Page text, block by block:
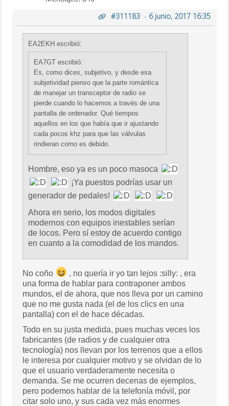
#311183- 6 junio, 2017 16:35
EA2EKH escribió:
EA7GT escribió:
Es, como dices, subjetivo, y desde esa
subjetividad pienso que la parte romántica
de manejar un transceptor de radio se
pierde cuando lo hacemos a través de una
pantalla de ordenador. Qué tiempos
aquellos en los que había que ir ajustando
cada pocos khz para que las válvulas
rindieran como es debido.
Hombre, eso ya es un poco masoca
¡Ya puestos podrías usar un
generador de pedales!
Ahora en serio, los modos digitales
modernos con equipos inestables serían
de locos. Pero sí estoy de acuerdo contigo
en cuanto a la comodidad de los mandos.
No coño
, no quería ir yo tan lejos :silly: , era
una forma de hablar para contraponer ambos
mundos, el de ahora, que nos lleva por un camino
que no me gusta nada (el de los clics en una
pantalla) con el de hace décadas.
Todo en su justa medida, pues muchas veces los
fabricantes (de radios y de cualquier otra
tecnología) nos llevan por los terrenos que a ellos
le interesa por cualquier motivo y se olvidan de lo
que el usuario verdaderamente necesita o
demanda. Se me ocurren decenas de ejemplos,
pero podemos hablar de la telefonía móvil, por
citar solo uno, y sus cada vez más enormes